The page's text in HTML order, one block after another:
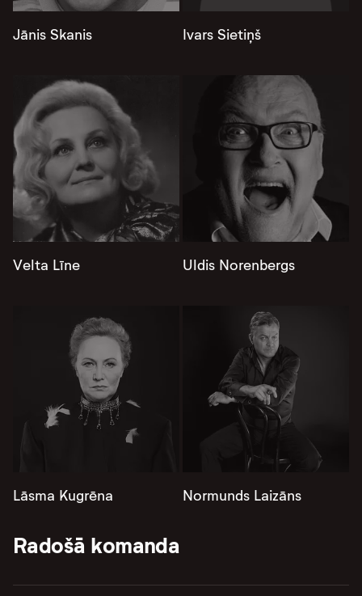
Jānis Skanis Ivars Sietiņš
Velta Līne Uldis Norenbergs
Lāsma Kugrēna Normunds Laizāns
Radošā komanda